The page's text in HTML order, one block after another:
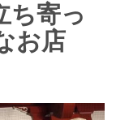
ち寄っ
お店